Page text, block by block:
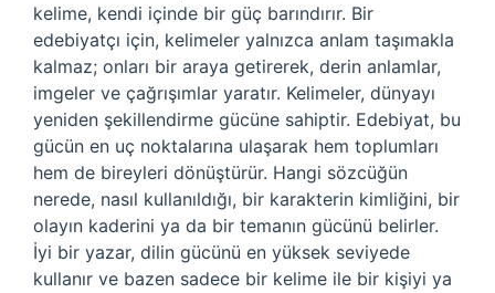
kelime, kendi içinde bir güç barındırır. Bir
edebiyatçı için, kelimeler yalnızca anlam taşımakla
kalmaz; onları bir araya getirerek, derin anlamlar,
imgeler ve çağrışımlar yaratır. Kelimeler, dünyayı
yeniden şekillendirme gücüne sahiptir. Edebiyat, bu
gücün en uç noktalarına ulaşarak hem toplumları
hem de bireyleri dönüştürür. Hangi sözcüğün
nerede, nasıl kullanıldığı, bir karakterin kimliğini, bir
olayın kaderini ya da bir temanın gücünü belirler.
İyi bir yazar, dilin gücünü en yüksek seviyede
kullanır ve bazen sadece bir kelime ile bir kişiyi ya